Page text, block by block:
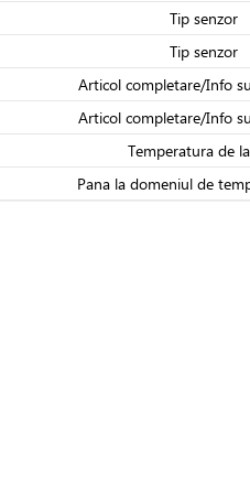
Tip senzor
Tip senzor
Articol completare/Info
Articol completare/Info
Temperatura de
Pana la domeniul de